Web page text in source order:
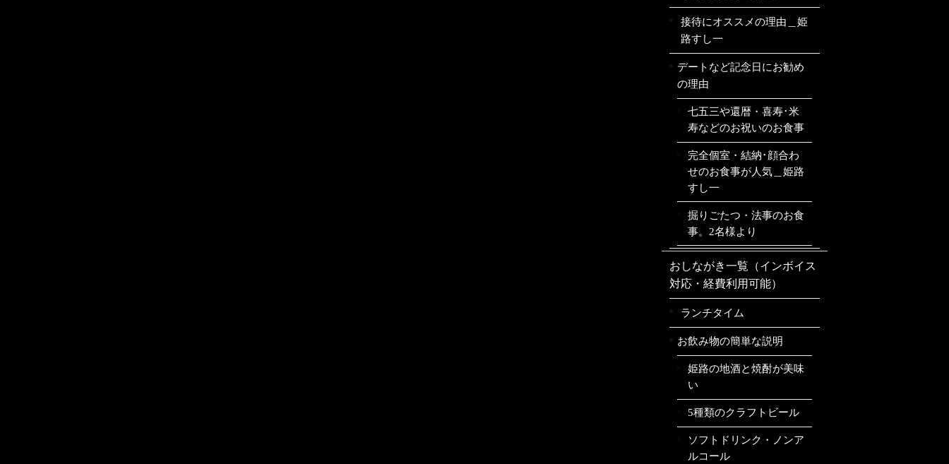
接待にオススメの理由＿姫
路すし一
デートなど記念日にお勧め
の理由
七五三や還暦・喜寿･米
寿などのお祝いのお食事
完全個室・結納･顔合わ
せのお食事が人気＿姫路
すし一
掘りごたつ・法事のお食
事。2名様より
おしながき一覧（インボイス
対応・経費利用可能）
ランチタイム
お飲み物の簡単な説明
姫路の地酒と焼酎が美味
い
5種類のクラフトビール
ソフトドリンク・ノンア
ルコール